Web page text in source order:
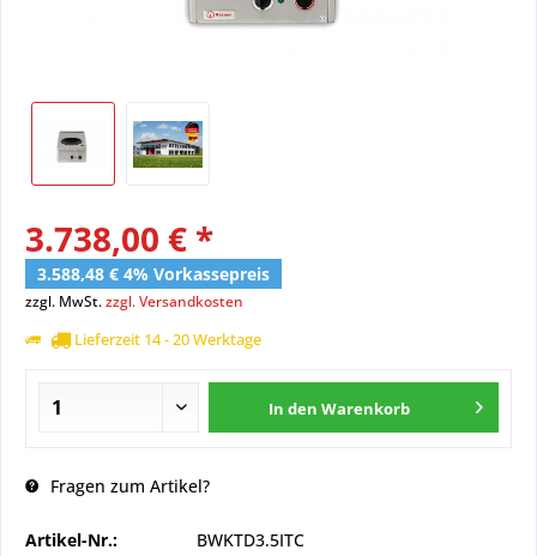
3.738,00 € *
3.588,48 € 4% Vorkassepreis
zzgl. MwSt.zzgl. Versandkosten
Lieferzeit 14 - 20 Werktage
In den Warenkorb
Fragen zum Artikel?
Artikel-Nr.:
BWKTD3.5ITC